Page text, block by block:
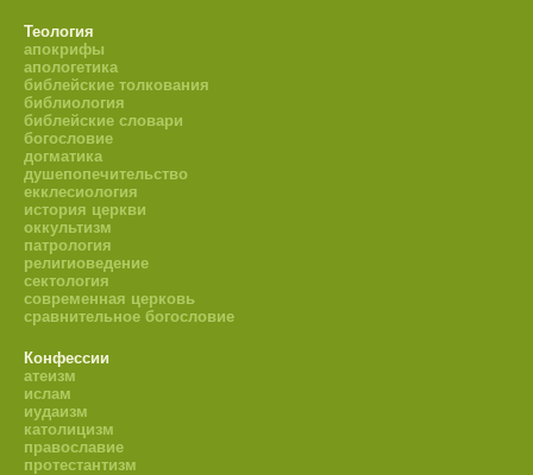
Теология
апокрифы
апологетика
библейские толкования
библиология
библейские словари
богословие
догматика
душепопечительство
екклесиология
история церкви
оккультизм
патрология
религиоведение
сектология
современная церковь
сравнительное богословие
Конфессии
атеизм
ислам
иудаизм
католицизм
православие
протестантизм